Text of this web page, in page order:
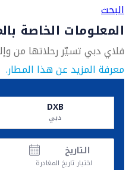
البحث
المعلومات الخاصة
فلاي دبي تسيّر رحلاتها من
معرفة المزيد عن هذا المطار.
DXB
دبي
التاريخ
اختيار تاريخ المغادرة